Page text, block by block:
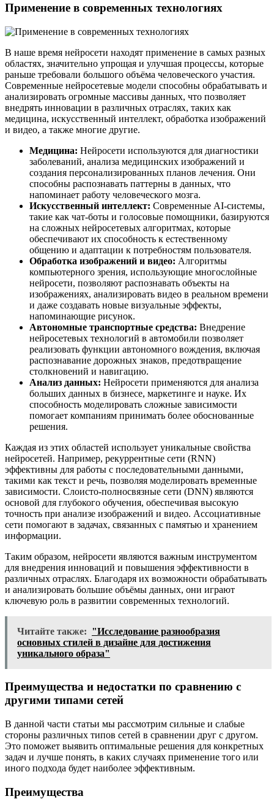
Применение в современных технологиях
В наше время нейросети находят применение в самых разных
областях, значительно упрощая и улучшая процессы, которые
раньше требовали большого объёма человеческого участия.
Современные нейросетевые модели способны обрабатывать и
анализировать огромные массивы данных, что позволяет
внедрять инновации в различных отраслях, таких как
медицина, искусственный интеллект, обработка изображений
и видео, а также многие другие.
Медицина: Нейросети используются для диагностики
заболеваний, анализа медицинских изображений и
создания персонализированных планов лечения. Они
способны распознавать паттерны в данных, что
напоминает работу человеческого мозга.
Искусственный интеллект: Современные AI-системы,
такие как чат-боты и голосовые помощники, базируются
на сложных нейросетевых алгоритмах, которые
обеспечивают их способность к естественному
общению и адаптации к потребностям пользователя.
Обработка изображений и видео: Алгоритмы
компьютерного зрения, использующие многослойные
нейросети, позволяют распознавать объекты на
изображениях, анализировать видео в реальном времени
и даже создавать новые визуальные эффекты,
напоминающие рисунок.
Автономные транспортные средства: Внедрение
нейросетевых технологий в автомобили позволяет
реализовать функции автономного вождения, включая
распознавание дорожных знаков, предотвращение
столкновений и навигацию.
Анализ данных: Нейросети применяются для анализа
больших данных в бизнесе, маркетинге и науке. Их
способность моделировать сложные зависимости
помогает компаниям принимать более обоснованные
решения.
Каждая из этих областей использует уникальные свойства
нейросетей. Например, рекуррентные сети (RNN)
эффективны для работы с последовательными данными,
такими как текст и речь, позволяя моделировать временные
зависимости. Слоисто-полносвязные сети (DNN) являются
основой для глубокого обучения, обеспечивая высокую
точность при анализе изображений и видео. Ассоциативные
сети помогают в задачах, связанных с памятью и хранением
информации.
Таким образом, нейросети являются важным инструментом
для внедрения инноваций и повышения эффективности в
различных отраслях. Благодаря их возможности обрабатывать
и анализировать большие объёмы данных, они играют
ключевую роль в развитии современных технологий.
Читайте также: "Исследование разнообразия
основных стилей в дизайне для достижения
уникального образа"
Преимущества и недостатки по сравнению с
другими типами сетей
В данной части статьи мы рассмотрим сильные и слабые
стороны различных типов сетей в сравнении друг с другом.
Это поможет выявить оптимальные решения для конкретных
задач и лучше понять, в каких случаях применение того или
иного подхода будет наиболее эффективным.
Преимущества